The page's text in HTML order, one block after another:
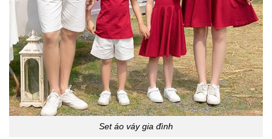
Set áo váy gia đình